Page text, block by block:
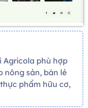
Agricola phù hợp
nông sản, bán lẻ
phẩm hữu cơ,